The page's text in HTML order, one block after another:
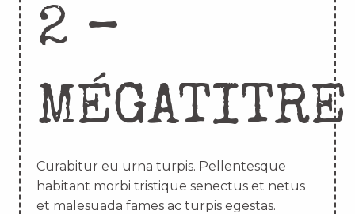
2 –
MÉGATITRE
Curabitur eu urna turpis. Pellentesque
habitant morbi tristique senectus et netus
et malesuada fames ac turpis egestas.